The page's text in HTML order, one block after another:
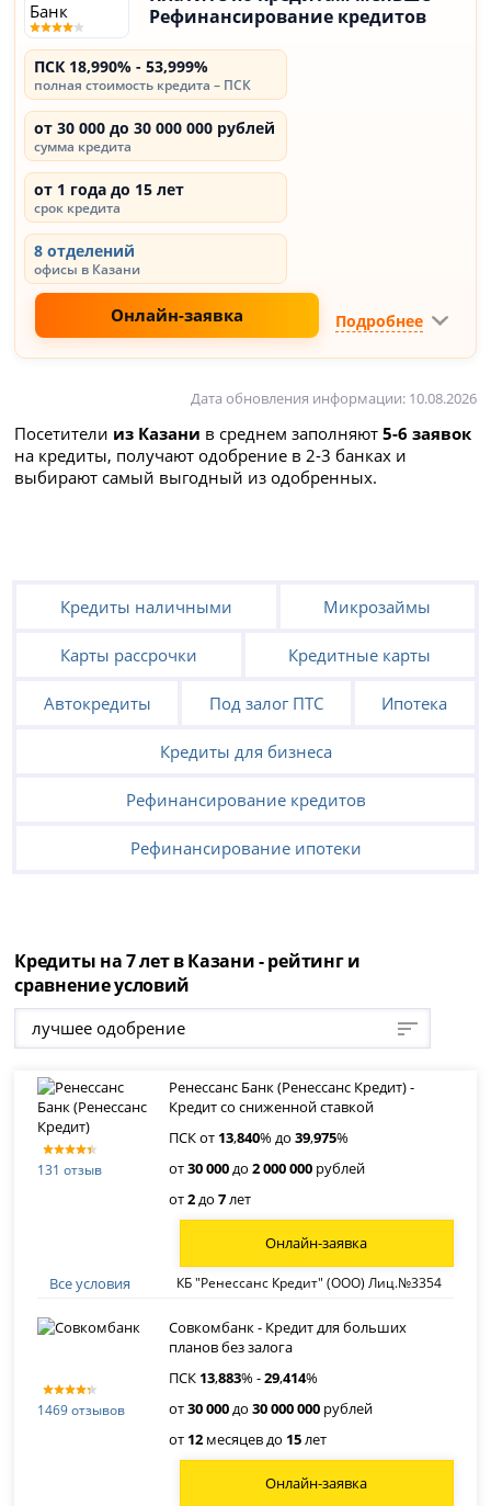
Рефинансирование кредитов
ПСК 18,990% - 53,999%
полная стоимость кредита – ПСК
от 30 000 до 30 000 000 рублей
сумма кредита
от 1 года до 15 лет
срок кредита
8 отделений
офисы в Казани
Онлайн-заявка Подробнее
Дата обновления информации: 10.08.2026
Посетители из Казани в среднем заполняют5-6 заявок
на кредиты, получают одобрение в 2-3 банках и
выбирают самый выгодный из одобренных.
Кредиты наличными Микрозаймы
Карты рассрочки Кредитные карты
Автокредиты Под залог ПТС Ипотека
Кредиты для бизнеса
Рефинансирование кредитов
Рефинансирование ипотеки
Кредиты на 7 лет в Казани - рейтинг и
сравнение условий
лучшее одобрение
131 отзыв
Ренессанс Банк (Ренессанс Кредит) -
Кредит со сниженной ставкой
ПСК от 13,840% до39,975%
от30 000до2 000 000 рублей
от2до7лет
Все условия КБ "Ренессанс Кредит" (ООО) Лиц.№3354
Онлайн-заявка
1469 отзывов
Совкомбанк - Кредит для больших
планов без залога
ПСК 13,883% -29,414%
от30 000до30 000 000 рублей
от 12 месяцев до 15лет
Онлайн-заявка